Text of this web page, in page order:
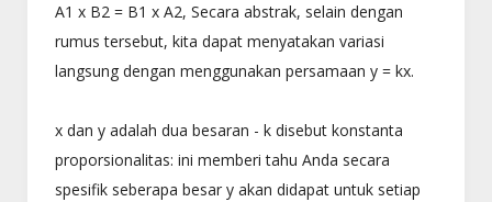
A1 x B2 = B1 x A2, Secara abstrak, selain dengan
rumus tersebut, kita dapat menyatakan variasi
langsung dengan menggunakan persamaan y = kx.
x dan y adalah dua besaran - k disebut konstanta
proporsionalitas: ini memberi tahu Anda secara
spesifik seberapa besar y akan didapat untuk setiap